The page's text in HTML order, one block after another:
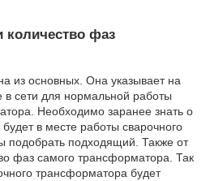
количество фаз
из основных. Она указывает на
сети для нормальной работы
Необходимо заранее знать о
в месте работы сварочного
подобрать подходящий. Также от
фаз самого трансформатора. Так
трансформатора будет